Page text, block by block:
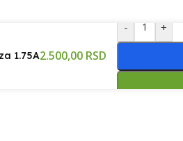
1.75A2.500,00 RSD
- +